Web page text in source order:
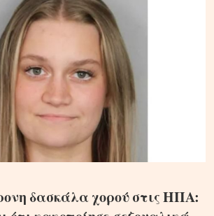
δασκάλα χορού στις ΗΠΑ: